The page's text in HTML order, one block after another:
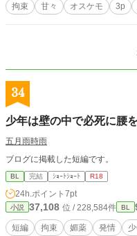
拘束 甘々 オスケモ 3p
34
少年は壁の中で必死に腰
五月雨時雨
ブログに掲載した短編です。
BL 完結 ｼｮｰﾄｼｮｰﾄ R18
24h.ポイント 7pt
小説 37,108 位 / 228,584件 BL
短編 拘束 媚薬 発情